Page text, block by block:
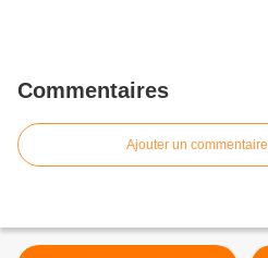
Commentaires
Ajouter un commentaire